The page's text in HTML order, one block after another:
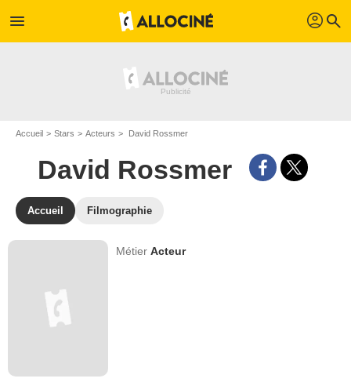
menu profil search
Accueil Stars Acteurs David Rossmer
David Rossmer
Accueil Filmographie
MétierActeur